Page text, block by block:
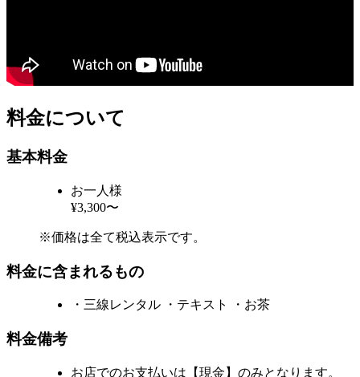
料金について
基本料金
お一人様
¥3,300〜
※価格は全て税込表示です。
料金に含まれるもの
・三線レンタル ・テキスト ・お茶
料金備考
お店でのお支払いは【現金】のみとなります。